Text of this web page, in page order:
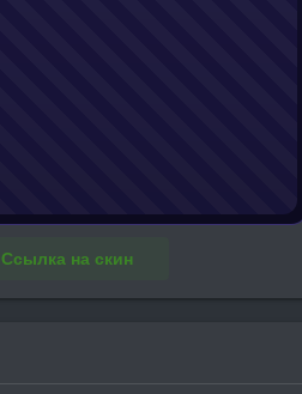
Ссылка на скин